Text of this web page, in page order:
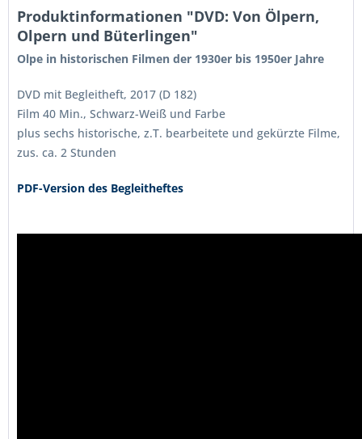
Produktinformationen "DVD: Von Ölpern,
Olpern und Büterlingen"
Olpe in historischen Filmen der 1930er bis 1950er Jahre
DVD mit Begleitheft, 2017 (D 182)
Film 40 Min., Schwarz-Weiß und Farbe
plus sechs historische, z.T. bearbeitete und gekürzte Filme,
zus. ca. 2 Stunden
PDF-Version des Begleitheftes